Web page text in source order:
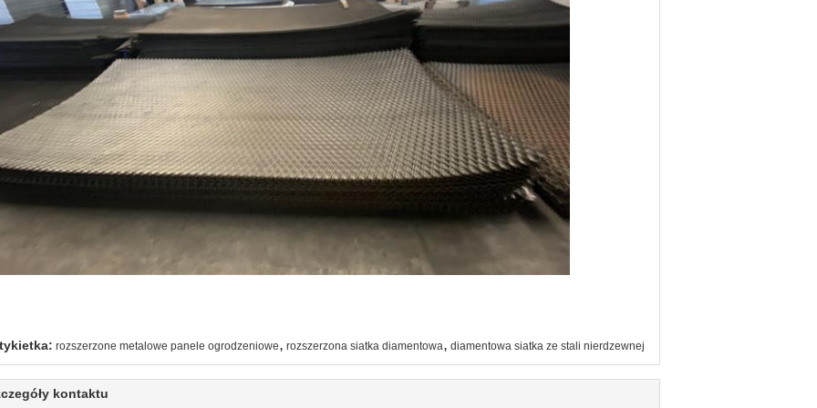
rozszerzone metalowe panele ogrodzeniowe, rozszerzona siatka diamentowa, diamentowa siatka ze stali nierdzewnej
kontaktu